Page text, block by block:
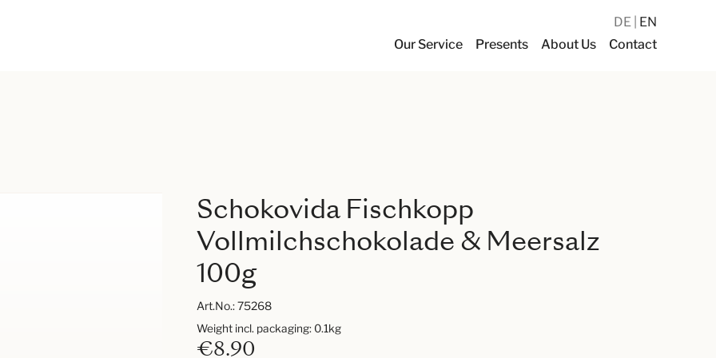
Our Service Presents About Us Contact
DE EN
Schokovida Fischkopp
Vollmilchschokolade & Meersalz
100g
Art.No.:75268
€8.90
Weight incl. packaging: 0.1kg